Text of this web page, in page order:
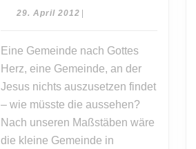
Gemeinde
Herz
(Sendschreiben,
Teil
6)
29. April 2012 29.
Eine Gemeinde nach Gottes
Herz, eine Gemeinde, an der
Jesus nichts auszusetzen findet
– wie müsste die aussehen?
Nach unseren Maßstäben wäre
die kleine Gemeinde in